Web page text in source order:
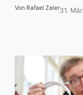
Von Rafael Zeier31.